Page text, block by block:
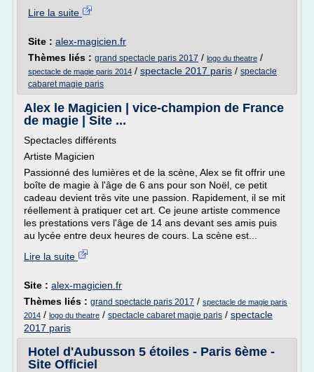
Lire la suite
Site : alex-magicien.fr
Thèmes liés : grand spectacle paris 2017 / logo du theatre /
spectacle de magie paris 2014 / spectacle 2017 paris / spectacle
cabaret magie paris
Alex le Magicien | vice-champion de France
de magie | Site ...
Spectacles différents
Artiste Magicien
Passionné des lumières et de la scène, Alex se fit offrir une
boîte de magie à l'âge de 6 ans pour son Noël, ce petit
cadeau devient très vite une passion. Rapidement, il se mit
réellement à pratiquer cet art. Ce jeune artiste commence
les prestations vers l'âge de 14 ans devant ses amis puis
au lycée entre deux heures de cours. La scène est...
Lire la suite
Site : alex-magicien.fr
Thèmes liés : grand spectacle paris 2017 / spectacle de magie paris
2014 / logo du theatre / spectacle cabaret magie paris / spectacle
2017 paris
Hotel d'Aubusson 5 étoiles - Paris 6ème -
Site Officiel